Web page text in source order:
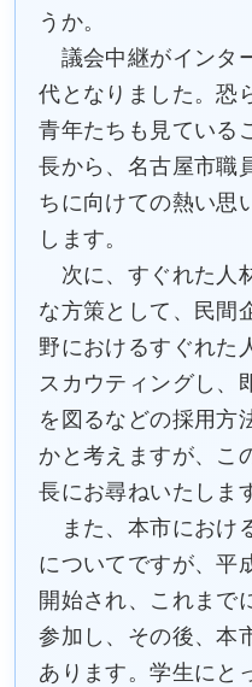
うか。
議会中継がインタ
代となりました。恐
青年たちも見ている
長から、名古屋市職
ちに向けての熱い思
します。
次に、すぐれた人
な方策として、民間
野におけるすぐれた
スカウティングし、
を図るなどの採用方
かと考えますが、こ
長にお尋ねいたしま
また、本市におけ
についてですが、平
開始され、これまで
参加し、その後、本
あります。学生にと